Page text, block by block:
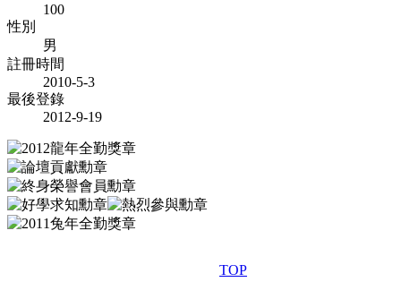
100
性別
男
註冊時間
2010-5-3
最後登錄
2012-9-19
TOP